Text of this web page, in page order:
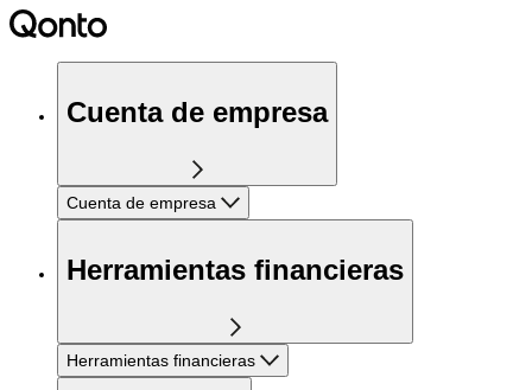
Cuenta de empresa
Cuenta de empresa
Herramientas financieras
Herramientas financieras